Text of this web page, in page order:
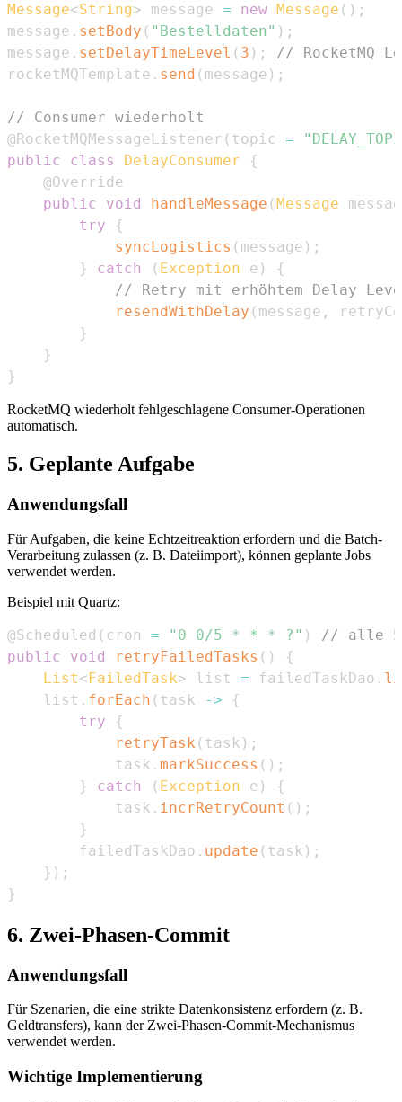
Message<String> message = new Message ( ) ;
message . setBody ( "Bestelldaten" ) ;
message . setDelayTimeLevel ( 3 ) ;
// RocketMQ
rocketMQTemplate . send ( message ) ;
// Consumer wiederholt
@RocketMQMessageListener ( topic =
public
class DelayConsumer
{
@Override
public
void handleMessage ( Message
try
{
syncLogistics ( message ) ;
}
catch ( Exception e )
{
// Retry mit erhöhtem Delay
resendWithDelay ( message ,
}
}
}
RocketMQ wiederholt fehlgeschlagene Consumer-Operationen
automatisch.
5. Geplante Aufgabe
Anwendungsfall
Für Aufgaben, die keine Echtzeitreaktion erfordern und die Batch-
Verarbeitung zulassen (z. B. Dateiimport), können geplante Jobs
verwendet werden.
Beispiel mit Quartz:
@Scheduled ( cron = "0 0/5 * * * ?" )
// alle 5
public
void retryFailedTasks ( )
{
List<FailedTask> list = failedTaskDao .
    list
. forEach ( task ->
{
try
{
retryTask ( task ) ;
            task
. markSuccess ( ) ;
}
catch ( Exception e )
{
            task
. incrRetryCount ( ) ;
}
        failedTaskDao
. update ( task ) ;
} ) ;
}
6. Zwei-Phasen-Commit
Anwendungsfall
Für Szenarien, die eine strikte Datenkonsistenz erfordern (z. B.
Geldtransfers), kann der Zwei-Phasen-Commit-Mechanismus
verwendet werden.
Wichtige Implementierung